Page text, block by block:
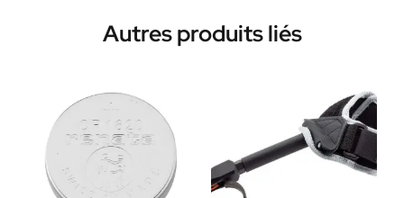
Autres produits liés